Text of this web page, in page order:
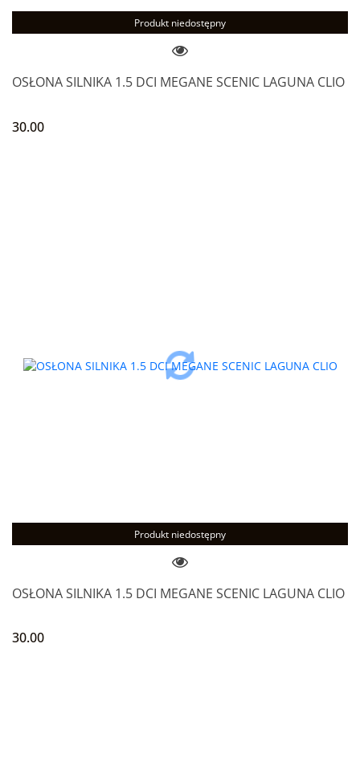
Produkt niedostępny
OSŁONA SILNIKA 1.5 DCI MEGANE SCENIC LAGUNA CLIO
30.00
Produkt niedostępny
OSŁONA SILNIKA 1.5 DCI MEGANE SCENIC LAGUNA CLIO
30.00